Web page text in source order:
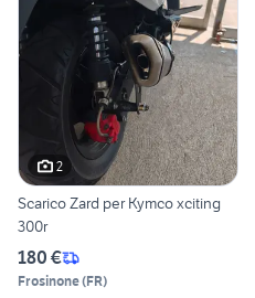
2
Scarico Zard per Kymco xciting
300r
180 €
Frosinone(FR)